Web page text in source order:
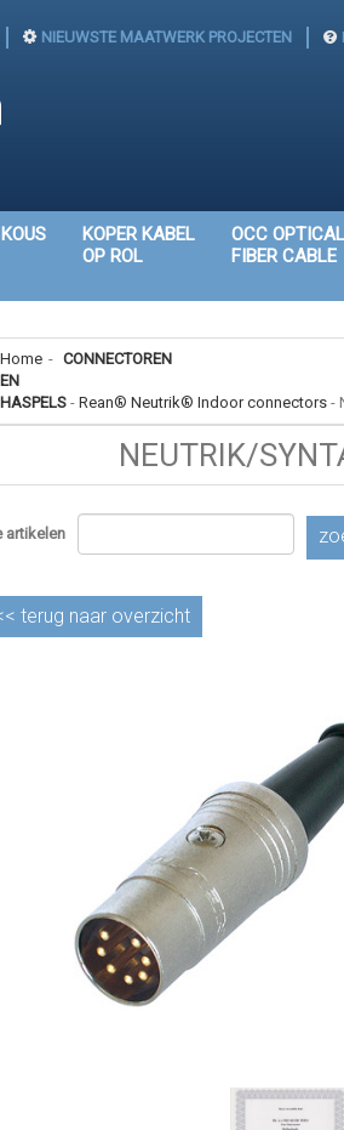
NIEUWSTE MAATWERK PROJECTEN
KOPER KABEL
OP ROL
OCC OPTICAL
FIBER CABLE
Home - CONNECTOREN
EN
HASPELS- Rean® Neutrik® Indoor connectors-
NEUTRIK/
artikelen
terug naar overzicht